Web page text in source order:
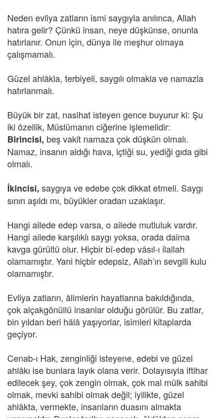
Neden evliya zatların ismi saygıyla anılınca, Allah
hatıra gelir? Çünkü insan, neye düşkünse, onunla
hatırlanır. Onun için, dünya ile meşhur olmaya
çalışmamalı.
Güzel ahlâkla, terbiyeli, saygılı olmakla ve namazla
hatırlanmalı.
Büyük bir zat, nasihat isteyen gence buyurur ki: Şu
iki özellik, Müslümanın ciğerine işlemelidir:
Birincisi, beş vakit namaza çok düşkün olmalı.
Namaz, insanın aldığı hava, içtiği su, yediği gıda gibi
olmalı.
İkincisi, saygıya ve edebe çok dikkat etmeli. Saygı
sınırı aşıldı mı, büyükler oradan uzaklaşır.
Hangi ailede edep varsa, o ailede mutluluk vardır.
Hangi ailede karşılıklı saygı yoksa, orada daima
kavga gürültü olur. Hiçbir bî-edep vâsıl-ı ilallah
olamamıştır. Yani hiçbir edepsiz, Allah’ın sevgili kulu
olamamıştır.
Evliya zatların, âlimlerin hayatlarına bakıldığında,
çok alçakgönüllü insanlar olduğu görülür. Bu zatlar,
bin yıldan beri hâlâ yaşıyorlar, isimleri kitaplarda
geçiyor.
Cenab-ı Hak, zenginliği isteyene, edebi ve güzel
ahlâkı ise bunlara layık olana verir. Dolayısıyla iftihar
edilecek şey, çok zengin olmak, çok mal mülk sahibi
olmak, mevki sahibi olmak değil; iyilikte, güzel
ahlâkta, vermekte, insanların duasını almakta